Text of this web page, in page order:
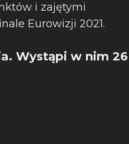
i zajętymi
Eurowizji 2021.
Wystąpi w nim 26